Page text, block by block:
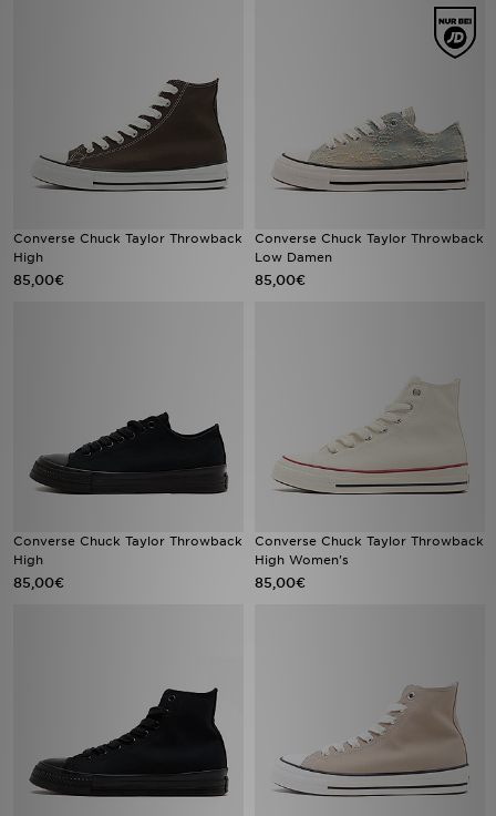
Converse Chuck Taylor Throwback
High
85,00€
Converse Chuck Taylor Throwback
Low Damen
85,00€
Converse Chuck Taylor Throwback
High
85,00€
Converse Chuck Taylor Throwback
High Women's
85,00€